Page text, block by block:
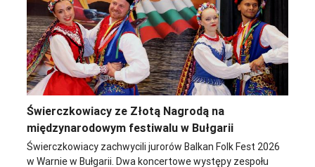
Świerczkowiacy ze Złotą Nagrodą na
międzynarodowym festiwalu w Bułgarii
Świerczkowiacy zachwycili jurorów Balkan Folk Fest 2026
w Warnie w Bułgarii. Dwa koncertowe występy zespołu